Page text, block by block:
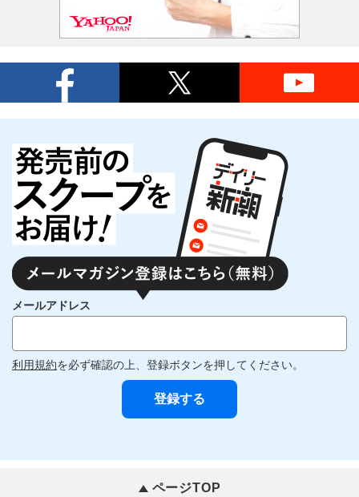
メールアドレス
利用規約を必ず確認の上、登録ボタンを押してください。
ページTOP